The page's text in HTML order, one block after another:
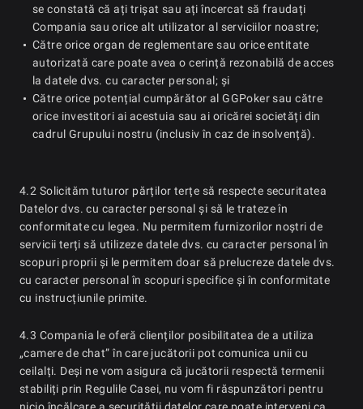
se constată că ați trișat sau ați încercat să fraudați
Compania sau orice alt utilizator al serviciilor noastre;
Către orice organ de reglementare sau orice entitate
autorizată care poate avea o cerință rezonabilă de acces
la datele dvs. cu caracter personal; și
Către orice potențial cumpărător al GGPoker sau către
orice investitori ai acestuia sau ai oricărei societăți din
cadrul Grupului nostru (inclusiv în caz de insolvență).
4.2 Solicităm tuturor părților terțe să respecte securitatea
Datelor dvs. cu caracter personal și să le trateze în
conformitate cu legea. Nu permitem furnizorilor noștri de
servicii terți să utilizeze datele dvs. cu caracter personal în
scopuri proprii și le permitem doar să prelucreze datele dvs.
cu caracter personal în scopuri specifice și în conformitate
cu instrucțiunile primite.
4.3 Compania le oferă clienților posibilitatea de a utiliza
„camere de chat” în care jucătorii pot comunica unii cu
ceilalți. Deși ne vom asigura că jucătorii respectă termenii
stabiliți prin Regulile Casei, nu vom fi răspunzători pentru